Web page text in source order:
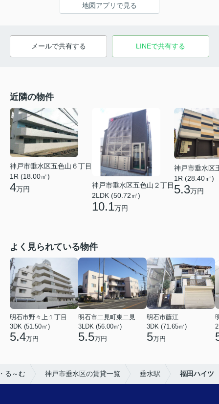
地図アプリで見る
メールで共有する LINEで共有する
近隣の物件
神戸市垂水区五色山６丁目
1R (18.00㎡)
4万円
神戸市垂水区五色山２丁目
2LDK (50.72㎡)
10.1万円
神戸市垂水区
1R (28.40㎡)
5.3万円
よく見られている物件
明石市野々上１丁目
3DK (51.50㎡)
5.4万円
明石市二見町東二見
3LDK (56.00㎡)
5.5万円
明石市藤江
3DK (71.65㎡)
5万円
る～む 神戸市垂水区の賃貸一覧 垂水駅 福田ハイツ